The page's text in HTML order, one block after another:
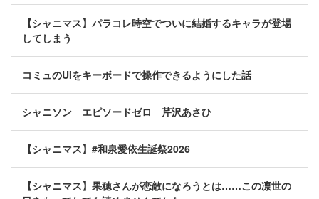
【シャニマス】パラコレ時空でついに結婚するキャラが登場
してしまう
コミュのUIをキーボードで操作できるようにした話
シャニソン エピソードゼロ 芹沢あさひ
【シャニマス】#和泉愛依生誕祭2026
【シャニマス】果穂さんが恋敵になろうとは……この凛世の